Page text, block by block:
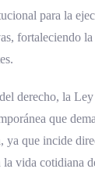
para la
fortaleciendo la
derecho, la Ley
que
ya que incide
vida cotidiana